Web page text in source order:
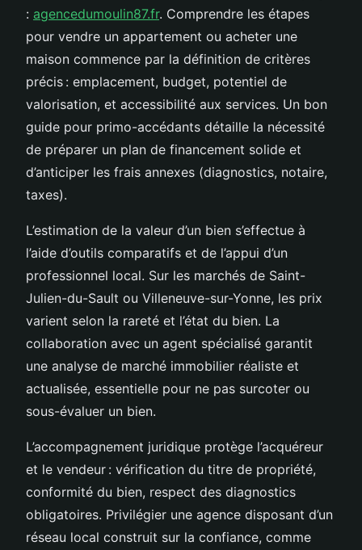
: agencedumoulin87.fr. Comprendre les étapes
pour vendre un appartement ou acheter une
maison commence par la définition de critères
précis : emplacement, budget, potentiel de
valorisation, et accessibilité aux services. Un bon
guide pour primo-accédants détaille la nécessité
de préparer un plan de financement solide et
d’anticiper les frais annexes (diagnostics, notaire,
taxes).
L’estimation de la valeur d’un bien s’effectue à
l’aide d’outils comparatifs et de l’appui d’un
professionnel local. Sur les marchés de Saint-
Julien-du-Sault ou Villeneuve-sur-Yonne, les prix
varient selon la rareté et l’état du bien. La
collaboration avec un agent spécialisé garantit
une analyse de marché immobilier réaliste et
actualisée, essentielle pour ne pas surcoter ou
sous-évaluer un bien.
L’accompagnement juridique protège l’acquéreur
et le vendeur : vérification du titre de propriété,
conformité du bien, respect des diagnostics
obligatoires. Privilégier une agence disposant d’un
réseau local construit sur la confiance, comme